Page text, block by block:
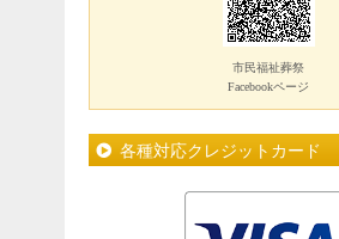
市民福祉葬祭
Facebookページ
各種対応クレジットカード